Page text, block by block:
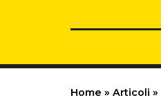
Home » Articoli »